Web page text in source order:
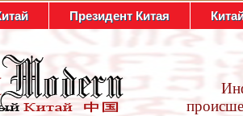
Президент Китая